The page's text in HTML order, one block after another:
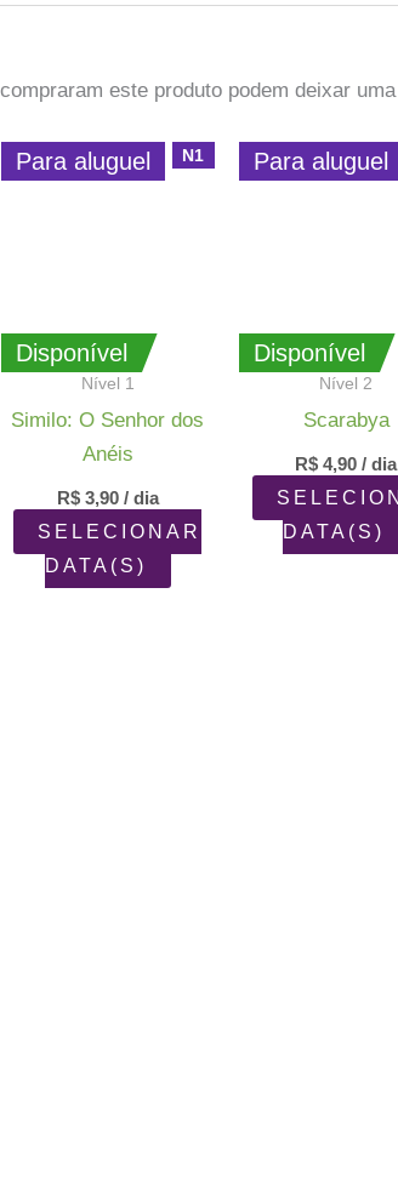
este produto podem deixar
Disponível
Para aluguel N1
Nível 1
Similo: O Senhor dos
Anéis
R$3,90/ dia
SELECIONAR
DATA(S)
Disponível
Para aluguel
Nível 2
Scarabya
R$ 4,90 / dia
DATA(S)